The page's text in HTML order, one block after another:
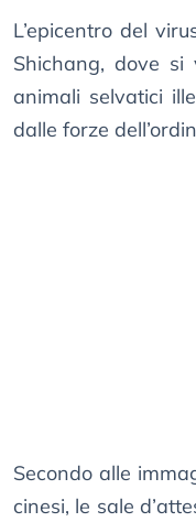
L’epicentro del
Shichang, dove
animali selvatici
dalle forze
Secondo alle
cinesi, le sale